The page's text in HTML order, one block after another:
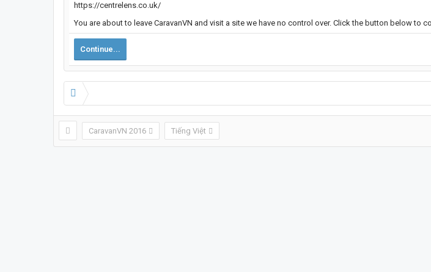
https://centrelens.co.uk/
You are about to leave CaravanVN and visit a site we have no control over. Click the button below to
Continue...
CaravanVN 2016 Tiếng Việt